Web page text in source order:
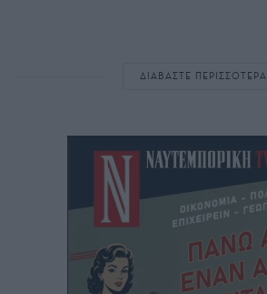
ΔΙΑΒΑΣΤΕ ΠΕΡΙΣΣΟΤΕΡΑ